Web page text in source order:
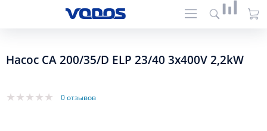
Насос CA 200/35/D ELP 23/40 3x400V 2,2kW
0 отзывов